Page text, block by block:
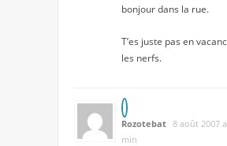
bonjour dans la rue.
T’es juste pas en
les nerfs.
Rozotebat 8 août 2007
min